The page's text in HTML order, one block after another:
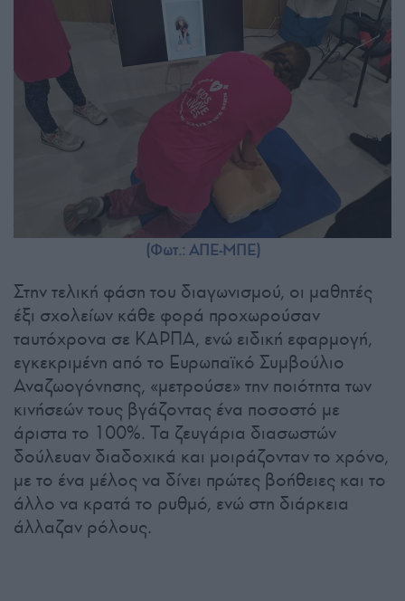
(Φωτ.: ΑΠΕ-ΜΠΕ)
Στην τελική φάση του διαγωνισμού, οι μαθητές
έξι σχολείων κάθε φορά προχωρούσαν
ταυτόχρονα σε ΚΑΡΠΑ, ενώ ειδική εφαρμογή,
εγκεκριμένη από το Ευρωπαϊκό Συμβούλιο
Αναζωογόνησης, «μετρούσε» την ποιότητα των
κινήσεών τους βγάζοντας ένα ποσοστό με
άριστα το 100%. Τα ζευγάρια διασωστών
δούλευαν διαδοχικά και μοιράζονταν το χρόνο,
με το ένα μέλος να δίνει πρώτες βοήθειες και το
άλλο να κρατά το ρυθμό, ενώ στη διάρκεια
άλλαζαν ρόλους.